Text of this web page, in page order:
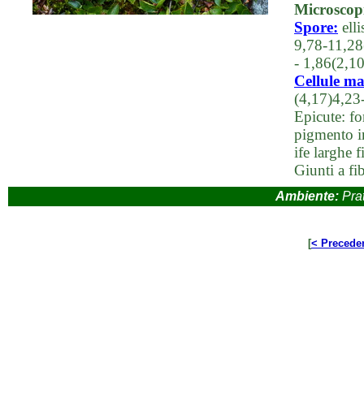
Spore:
9,78-
-
Cellule
Epicute:
pigmento
ife larghe
Giunti a
Ambiente:
[<